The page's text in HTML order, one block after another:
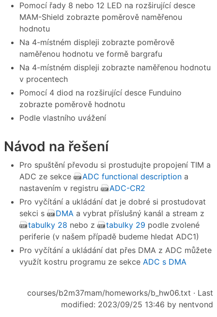
Pomocí řady 8 nebo 12 LED na rozširující desce
MAM-Shield zobrazte poměrově naměřenou
hodnotu
Na 4-místném displeji zobrazte poměrově
naměřenou hodnotu ve formě bargrafu
Na 4-místném displeji zobrazte naměřenou hodnotu
v procentech
Pomocí 4 diod na rozširující desce Funduino
zobrazte poměrově hodnotu
Podle vlastního uvážení
Návod na řešení
Pro spuštění převodu si prostudujte propojení TIM a
ADC ze sekce
ADC functional description a
nastavením v registru
ADC-CR2
Pro vyčítání a ukládání dat je dobré si prostudovat
sekci s
DMA a vybrat příslušný kanál a stream z
tabulky 28 nebo z tabulky 29 podle zvolené
periferie (v našem případě budeme hledat ADC1)
Pro vyčítání a ukládání dat přes DMA z ADC můžete
využít kostru programu ze sekce ADC s DMA
courses/b2m37mam/homeworks/b_hw06.txt · Last
modified: 2023/09/25 13:46 by nentvond